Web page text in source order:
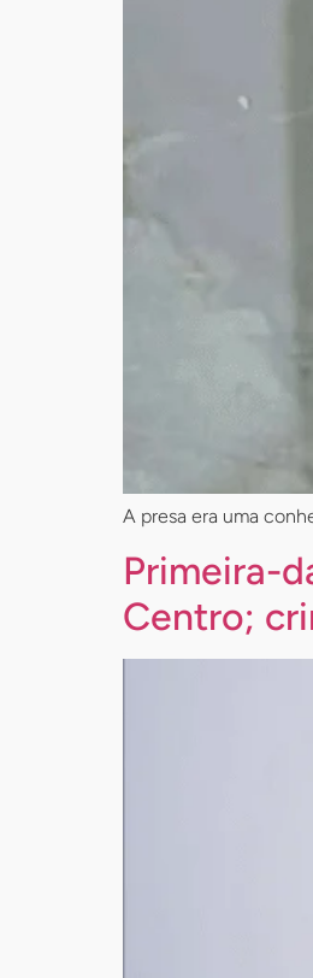
A presa era uma
Primeira-
Centro;